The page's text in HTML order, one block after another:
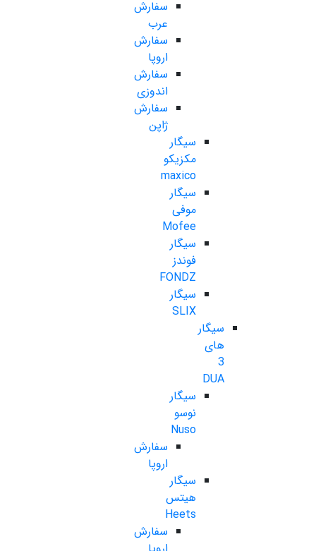
سفارش
عرب
سفارش
اروپا
سفارش
اندوزی
سفارش
ژاپن
سیگار
مکزیکو
maxico
سیگار
موفی
Mofee
سیگار
فوندز
FONDZ
سیگار
SLIX
سیگار
های
3
DUA
سیگار
نوسو
Nuso
سفارش
اروپا
سیگار
هیتس
Heets
سفارش